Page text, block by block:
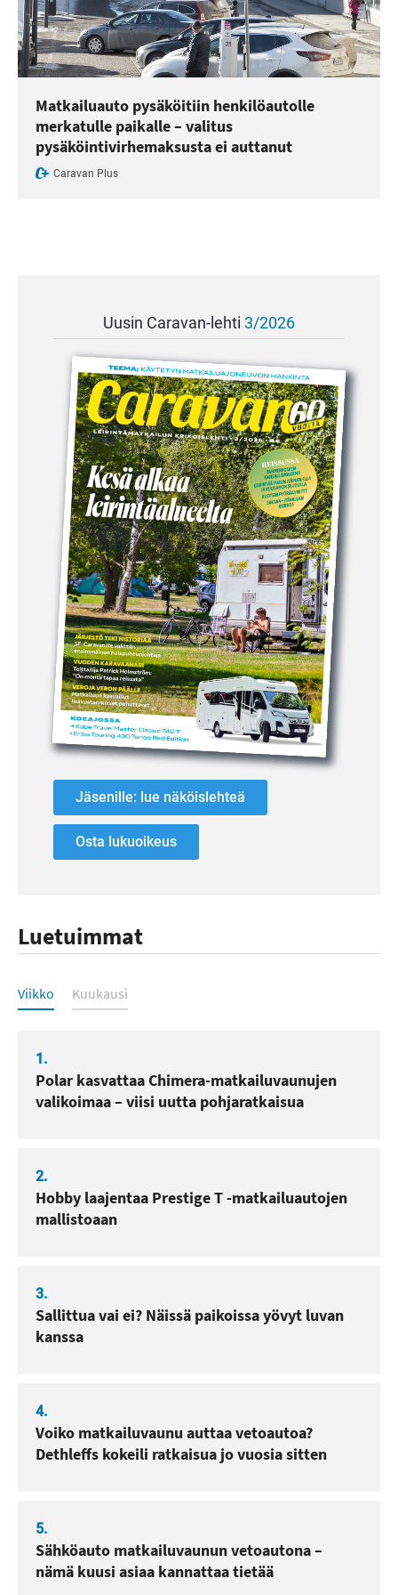
Matkailuauto pysäköitiin henkilöautolle
merkatulle paikalle – valitus
pysäköintivirhemaksusta ei auttanut
Caravan Plus
Uusin Caravan-lehti 3/2026
Jäsenille: lue näköislehteä
Osta lukuoikeus
Luetuimmat
Luetuimmat
Viikko Kuukausi
1.
Polar kasvattaa Chimera-matkailuvaunujen
valikoimaa – viisi uutta pohjaratkaisua
2.
Hobby laajentaa Prestige T -matkailuautojen
mallistoaan
3.
Sallittua vai ei? Näissä paikoissa yövyt luvan
kanssa
4.
Voiko matkailuvaunu auttaa vetoautoa?
Dethleffs kokeili ratkaisua jo vuosia sitten
5.
Sähköauto matkailuvaunun vetoautona –
nämä kuusi asiaa kannattaa tietää